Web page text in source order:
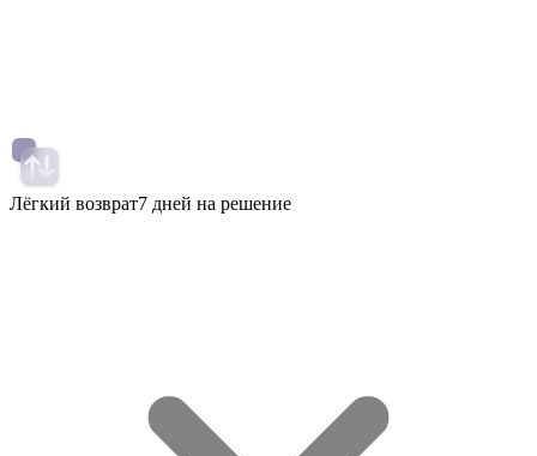
Лёгкий возврат7 дней на решение